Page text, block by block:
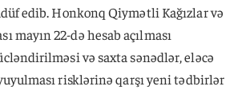
edib. Honkonq Qiymətli Kağızlar və
mayın 22-də hesab açılması
və saxta sənədlər, eləcə
risklərinə qarşı yeni tədbirlər